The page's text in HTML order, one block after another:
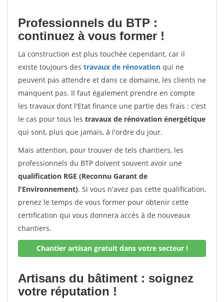
Professionnels du BTP :
continuez à vous former !
La construction est plus touchée cependant, car il
existe toujours des travaux de rénovation qui ne
peuvent pas attendre et dans ce domaine, les clients ne
manquent pas. Il faut également prendre en compte
les travaux dont l'Etat finance une partie des frais : c'est
le cas pour tous les travaux de rénovation énergétique
qui sont, plus que jamais, à l'ordre du jour.
Mais attention, pour trouver de tels chantiers, les
professionnels du BTP doivent souvent avoir une
qualification RGE (Reconnu Garant de
l'Environnement). Si vous n'avez pas cette qualification,
prenez le temps de vous former pour obtenir cette
certification qui vous donnera accès à de nouveaux
chantiers.
Chantier artisan gratuit dans votre secteur !
Artisans du bâtiment : soignez
votre réputation !